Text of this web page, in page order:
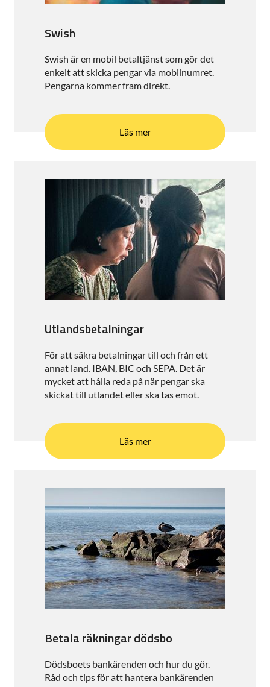
Swish
Swish är en mobil betaltjänst som gör det
enkelt att skicka pengar via mobilnumret.
Pengarna kommer fram direkt.
Läs mer
Utlandsbetalningar
För att säkra betalningar till och från ett
annat land. IBAN, BIC och SEPA. Det är
mycket att hålla reda på när pengar ska
skickat till utlandet eller ska tas emot.
Läs mer
Betala räkningar dödsbo
Dödsboets bankärenden och hur du gör.
Råd och tips för att hantera bankärenden